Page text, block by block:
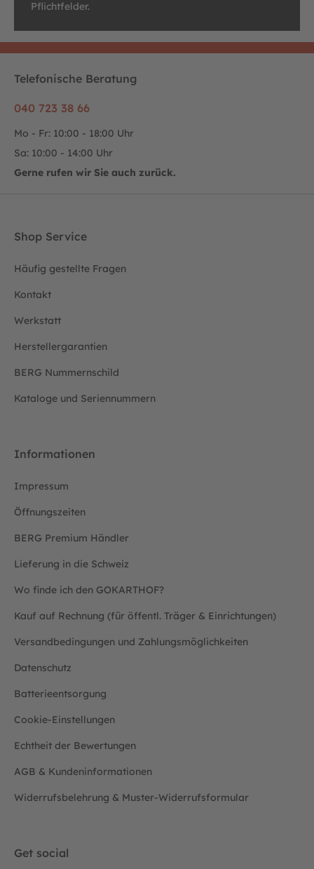
Pflichtfelder.
Telefonische Beratung
040 723 38 66
Mo - Fr: 10:00 - 18:00 Uhr
Sa: 10:00 - 14:00 Uhr
Gerne rufen wir Sie auch zurück.
Shop Service
Häufig gestellte Fragen
Kontakt
Werkstatt
Herstellergarantien
BERG Nummernschild
Kataloge und Seriennummern
Informationen
Impressum
Öffnungszeiten
BERG Premium Händler
Lieferung in die Schweiz
Wo finde ich den GOKARTHOF?
Kauf auf Rechnung (für öffentl. Träger & Einrichtungen)
Versandbedingungen und Zahlungsmöglichkeiten
Datenschutz
Batterieentsorgung
Cookie-Einstellungen
Echtheit der Bewertungen
AGB & Kundeninformationen
Widerrufsbelehrung & Muster-Widerrufsformular
Get social